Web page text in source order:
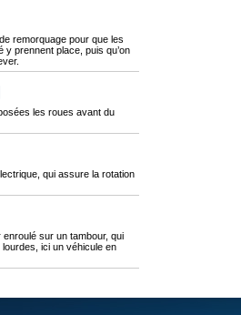
remorquage pour que les
prennent place, puis qu’on
les roues avant du
qui assure la rotation
enroulé sur un tambour, qui
ici un véhicule en